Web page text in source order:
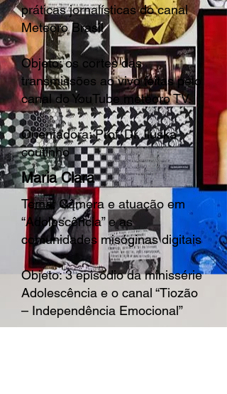
práticas jornalísticas do canal
Meteoro Brasil
Objeto: os cortes das
transmissões ao vivo feitas pelo
canal do YouTube meteoro TV.
Orientadora: Prof. Dr. Iluska
coutinho
Maria Clara
Tema: Câmera e atuação em
“Adolescência” e as
comunidades misóginas digitais
Objeto: 3 episódio da minissérie
Adolescência e o canal “Tiozão
– Independência Emocional”